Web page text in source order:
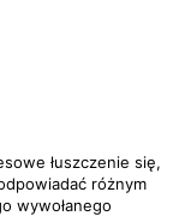
łuszczenie się,
różnym
wywołanego